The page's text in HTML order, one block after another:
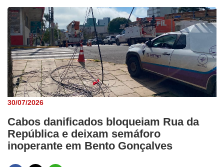
30/07/2026
Cabos danificados bloqueiam Rua da
República e deixam semáforo
inoperante em Bento Gonçalves